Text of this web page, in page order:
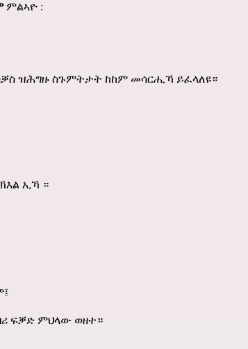
ምልኣዮ :
ዝሕግዙ ስጉምትታት ከከም መሳርሒኻ ይፈላለዩ።
ኢኻ ።
ፍቓድ ምህላው ወዘተ።